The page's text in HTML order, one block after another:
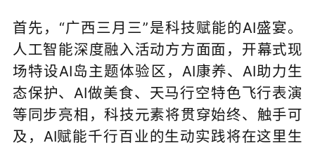
首先，“广西三月三”是科技赋能的AI盛宴。
人工智能深度融入活动方方面面，开幕式现
场特设AI岛主题体验区，AI康养、AI助力生
态保护、AI做美食、天马行空特色飞行表演
等同步亮相，科技元素将贯穿始终、触手可
及，AI赋能千行百业的生动实践将在这里生